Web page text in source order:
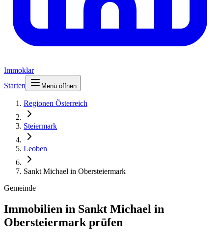
Immoklar
Starten
Menü öffnen
Regionen Österreich
Steiermark
Leoben
Sankt Michael in Obersteiermark
Gemeinde
Immobilien in Sankt Michael in
Obersteiermark prüfen